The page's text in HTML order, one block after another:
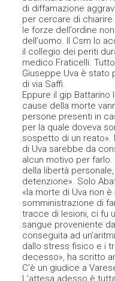
di diffamazione
per cercare di
le forze dell’ordine
dell’uomo. Il Csm lo
il collegio dei periti
medico Fraticelli.
Giuseppe Uva è stato
di via Saffi.
Eppure il gip
cause della morte
persone presenti in
per la quale doveva
sospetto di un reato».
di Uva sarebbe da
alcun motivo per
della libertà
detenzione». Solo
«la morte di Uva non
somministrazione di
tracce di lesioni, ci fu
sangue proveniente
conseguita ad
dallo stress fisico e i
decesso», ha scritto
C’è un giudice a